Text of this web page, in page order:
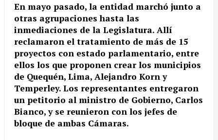
En mayo pasado, la entidad marchó junto a
otras agrupaciones hasta las
inmediaciones de la Legislatura. Allí
reclamaron el tratamiento de más de 15
proyectos con estado parlamentario, entre
ellos los que proponen crear los municipios
de Quequén, Lima, Alejandro Korn y
Temperley. Los representantes entregaron
un petitorio al ministro de Gobierno, Carlos
Bianco, y se reunieron con los jefes de
bloque de ambas Cámaras.